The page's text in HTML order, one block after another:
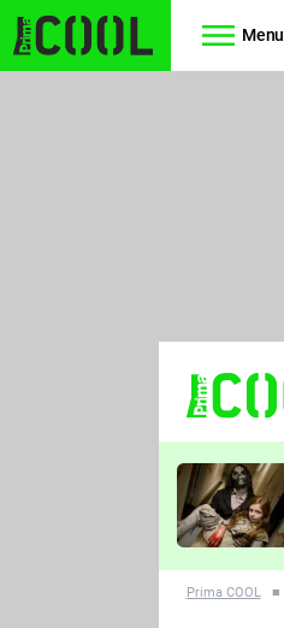
Menu
TŘESKU
FUTURAMA
Prima COOL ■